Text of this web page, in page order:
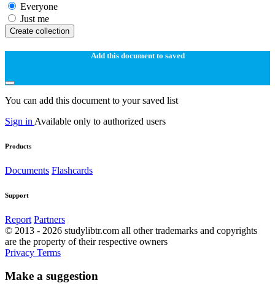
Everyone
Just me
Create collection
Add this document to saved
You can add this document to your saved list
Sign in Available only to authorized users
Products
Documents Flashcards
Support
Report Partners
© 2013 - 2026 studylibtr.com all other trademarks and copyrights
are the property of their respective owners
Privacy Terms
Make a suggestion